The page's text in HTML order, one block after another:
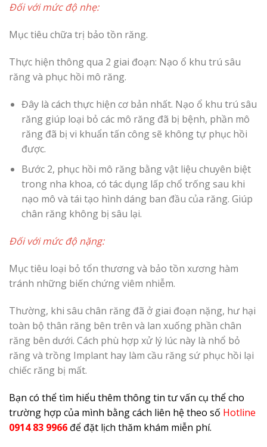
Đối với mức độ nhẹ:
Mục tiêu chữa trị bảo tồn răng.
Thực hiện thông qua 2 giai đoạn: Nạo ổ khu trú sâu
răng và phục hồi mô răng.
Đây là cách thực hiện cơ bản nhất. Nạo ổ khu trú sâu
răng giúp loại bỏ các mô răng đã bị bệnh, phần mô
răng đã bị vi khuẩn tấn công sẽ không tự phục hồi
được.
Bước 2, phục hồi mô răng bằng vật liệu chuyên biệt
trong nha khoa, có tác dụng lấp chổ trống sau khi
nạo mô và tái tạo hình dáng ban đầu của răng. Giúp
chân răng không bị sâu lại.
Đối với mức độ nặng:
Mục tiêu loại bỏ tổn thương và bảo tồn xương hàm
tránh những biến chứng viêm nhiễm.
Thường, khi sâu chân răng đã ở giai đoạn nặng, hư hại
toàn bộ thân răng bên trên và lan xuống phần chân
răng bên dưới. Cách phù hợp xử lý lúc này là nhổ bỏ
răng và trồng Implant hay làm cầu răng sứ phục hồi lại
chiếc răng bị mất.
Bạn có thể tìm hiểu thêm thông tin tư vấn cụ thể cho
trường hợp của mình bằng cách liên hệ theo số Hotline
0914 83 9966 để đặt lịch thăm khám miễn phí.